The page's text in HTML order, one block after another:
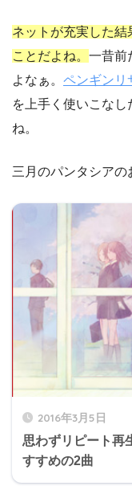
ネットが充実した結
ことだよね。 一昔前
よなぁ。 ペンギンリ
を上手く使いこな
ね。
三月のパンタシアの
2016年3月5日
思わずリピート再
すすめの2曲